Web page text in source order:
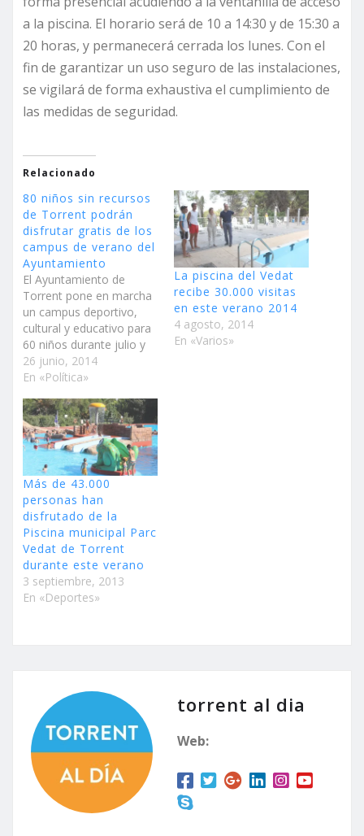
a la piscina. El horario será de 10 a 14:30 y de 15:30 a
20 horas, y permanecerá cerrada los lunes. Con el
fin de garantizar un uso seguro de las instalaciones,
se vigilará de forma exhaustiva el cumplimiento de
las medidas de seguridad.
Relacionado
80 niños sin recursos
de Torrent podrán
disfrutar gratis de los
campus de verano del
Ayuntamiento
El Ayuntamiento de
Torrent pone en marcha
un campus deportivo,
cultural y educativo para
60 niños durante julio y
agosto, que incluirá un
servicio de comedor Por
Deportiva Municipal ha
reservado alrededor de
20 plazas más para que
niños entre 5 y 16 años
de edad…
26 junio, 2014
En «Política»
La piscina del Vedat
recibe 30.000 visitas
en este verano 2014
4 agosto, 2014
En «Varios»
Más de 43.000
personas han
disfrutado de la
Piscina municipal Parc
Vedat de Torrent
durante este verano
3 septiembre, 2013
En «Deportes»
torrent al dia
Web: